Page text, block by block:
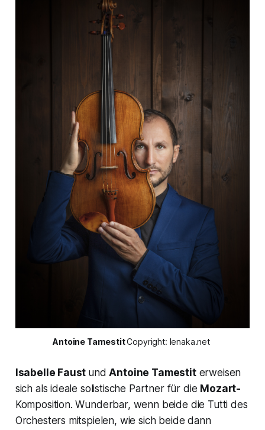
Antoine Tamestit Copyright: lenaka.net
Isabelle Faust undAntoine Tamestiterweisen
sich als ideale solistische Partner für die Mozart-
Komposition. Wunderbar, wenn beide die Tutti des
Orchesters mitspielen, wie sich beide dann